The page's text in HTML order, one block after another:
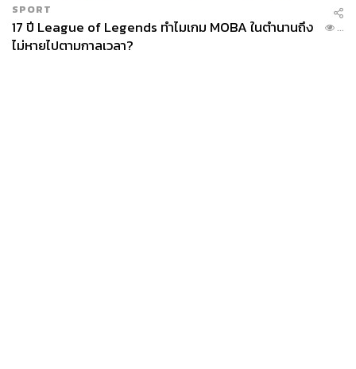
SPORT
17 ปี League of Legends ทำไมเกม MOBA ในตำนานถึง
ไม่หายไปตามกาลเวลา?
...